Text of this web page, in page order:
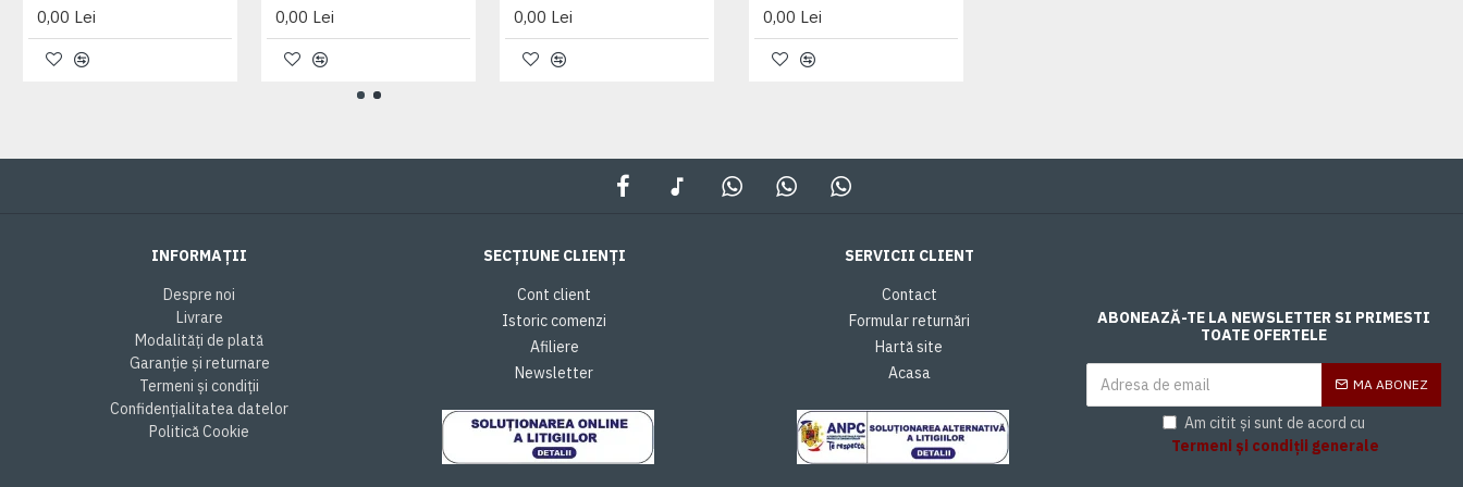
0,00 Lei 0,00 Lei 0,00 Lei 0,00 Lei
0,00 Lei
INFORMAȚII
Despre noi
Livrare
Modalități de plată
Garanție și returnare
Termeni și condiții
Confidențialitatea datelor
Politică Cookie
SECȚIUNE CLIENȚI
Cont client
Istoric comenzi
Afiliere
Newsletter
SERVICII CLIENT
Contact
Formular returnări
Hartă site
Acasa
ABONEAZĂ-TE LA NEWSLETTER SI PRIMESTI
TOATE OFERTELE
MA ABONEZ
Am citit și sunt de acord cu
Termeni și condiții generale